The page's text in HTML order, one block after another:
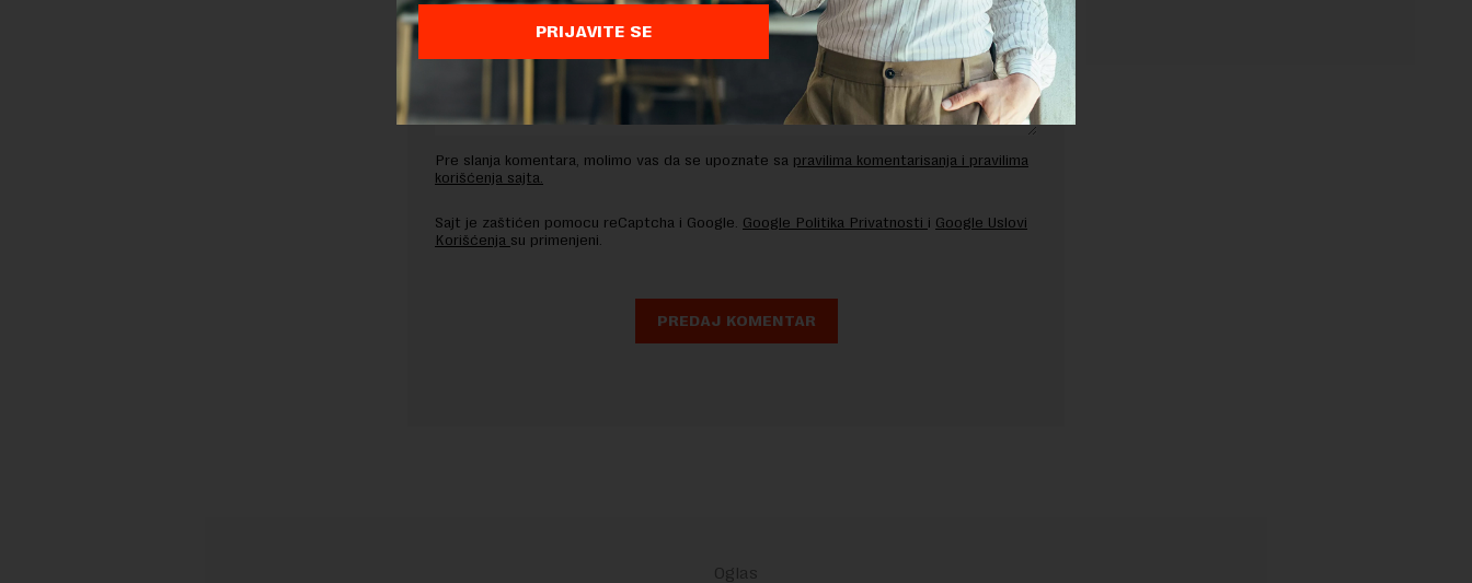
Pre slanja komentara, molimo vas da se upoznate sa pravilima komentarisanja i pravilima
korišćenja sajta.
Sajt je zaštićen pomocu reCaptcha i Google. Google Politika Privatnosti i Google Uslovi
Korišćenja su primenjeni.
PRIJAVITE SE